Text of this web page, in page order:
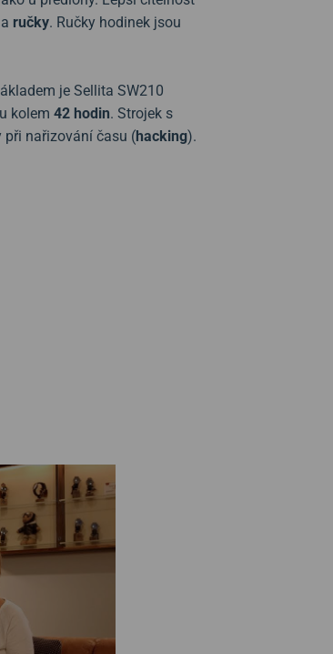
a ručky. Ručky hodinek jsou
je Sellita SW210
kolem 42 hodin. Strojek s
nařizování času (hacking).